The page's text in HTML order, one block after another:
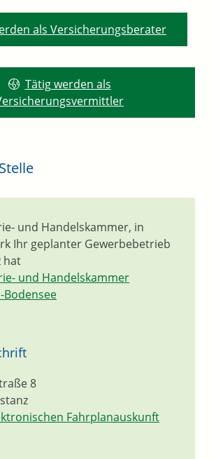
als Versicherungsberater
Tätig werden als
und Handelskammer, in
Ihr geplanter Gewerbebetrieb
hat
und Handelskammer
8
Fahrplanauskunft